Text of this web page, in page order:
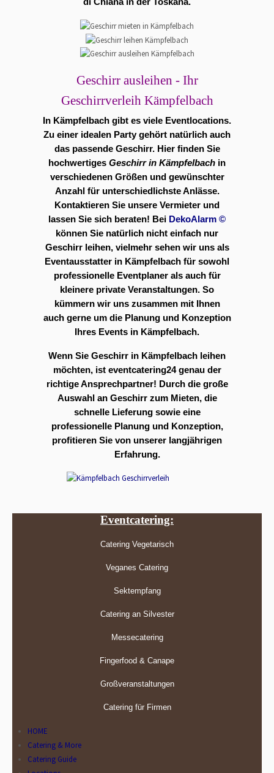
Geschirr ausleihen - Ihr
Geschirrverleih Kämpfelbach
In Kämpfelbach gibt es viele Eventlocations.
Zu einer idealen Party gehört natürlich auch
das passende Geschirr. Hier finden Sie
hochwertiges Geschirr in Kämpfelbach in
verschiedenen Größen und gewünschter
Anzahl für unterschiedlichste Anlässe.
Kontaktieren Sie unsere Vermieter und
lassen Sie sich beraten! Bei DekoAlarm ©
können Sie natürlich nicht einfach nur
Geschirr leihen, vielmehr sehen wir uns als
Eventausstatter in Kämpfelbach für sowohl
professionelle Eventplaner als auch für
kleinere private Veranstaltungen. So
kümmern wir uns zusammen mit Ihnen
auch gerne um die Planung und Konzeption
Ihres Events in Kämpfelbach.
Wenn Sie Geschirr in Kämpfelbach leihen
möchten, ist eventcatering24 genau der
richtige Ansprechpartner! Durch die große
Auswahl an Geschirr zum Mieten, die
schnelle Lieferung sowie eine
professionelle Planung und Konzeption,
profitieren Sie von unserer langjährigen
Erfahrung.
Eventcatering:
Catering Vegetarisch
Veganes Catering
Sektempfang
Catering an Silvester
Messecatering
Fingerfood & Canape
Großveranstaltungen
Catering für Firmen
HOME
Catering & More
Catering Guide